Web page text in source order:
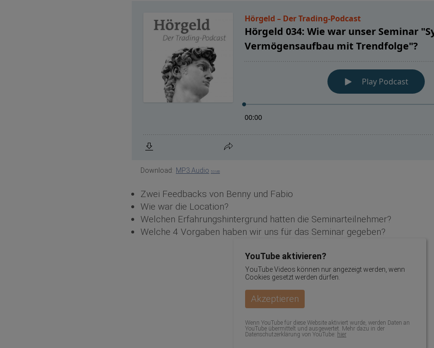
Download: MP3 Audio 53 MB
Zwei Feedbacks von Benny und Fabio
Wie war die Location?
Welchen Erfahrungshintergrund hatten die Seminarteilnehmer?
Welche 4 Vorgaben haben wir uns für das Seminar gegeben?
YouTube aktivieren?
YouTube Videos können nur angezeigt werden, wenn
Cookies gesetzt werden dürfen.
Akzeptieren
Wenn YouTube für diese Website aktiviert wurde, werden Daten an
YouTube übermittelt und ausgewertet. Mehr dazu in der
Datenschutzerklärung von YouTube: hier